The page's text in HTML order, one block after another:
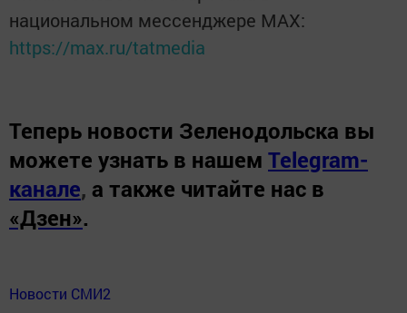
национальном мессенджере MАХ:
https://max.ru/tatmedia
Теперь новости Зеленодольска вы
можете узнать в нашем Telegram-
канале, а также читайте нас в
«Дзен».
Новости СМИ2